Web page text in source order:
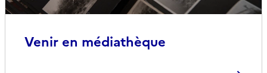
Venir en médiathèque